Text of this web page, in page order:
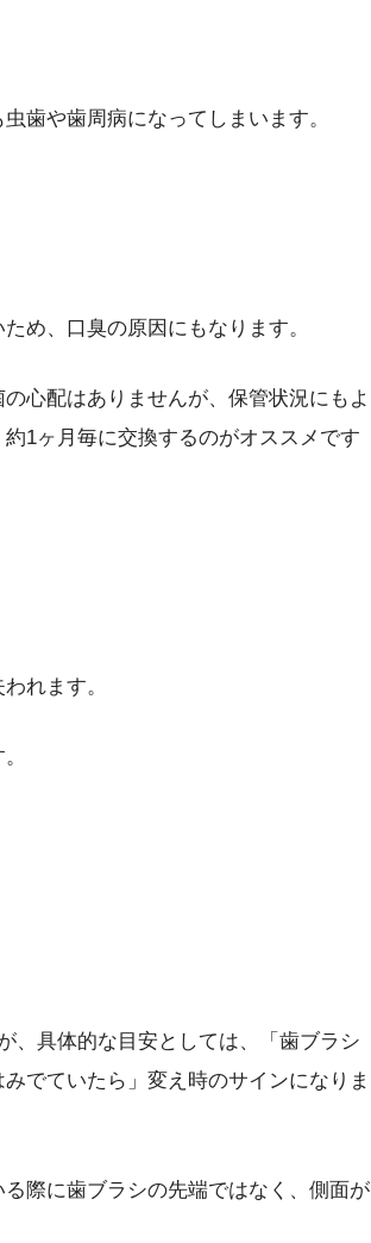
歯や歯周病になってしまいます。
め、口臭の原因にもなります。
心配はありませんが、保管状況にもよ
1ヶ月毎に交換するのがオススメです
れます。
、具体的な目安としては、「歯ブラシ
でていたら」変え時のサインになりま
際に歯ブラシの先端ではなく、側面が